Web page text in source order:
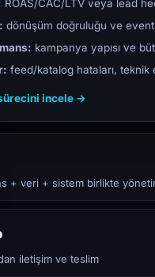
ROAS/CAC/LTV veya lead
dönüşüm doğruluğu ve
kampanya yapısı ve
feed/katalog hataları, teknik
incele →
+ veri + sistem birlikte
iletişim ve teslim